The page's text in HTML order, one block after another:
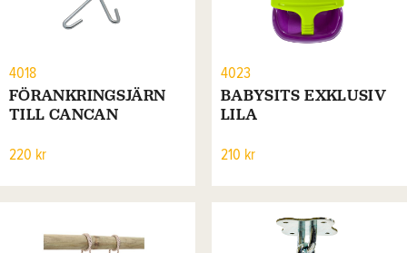
4018
FÖRANKRINGSJÄRN
TILL CANCAN
220 kr
4023
BABYSITS EXKLUSIV
LILA
210 kr